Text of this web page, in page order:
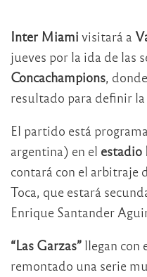
Inter Miami visitará a
jueves por la ida de las
Concachampions,
resultado para definir la
El partido está
argentina) en el estadio
contará con el arbitraje
Toca, que estará
Enrique Santander
“Las Garzas” llegan con
remontado una serie